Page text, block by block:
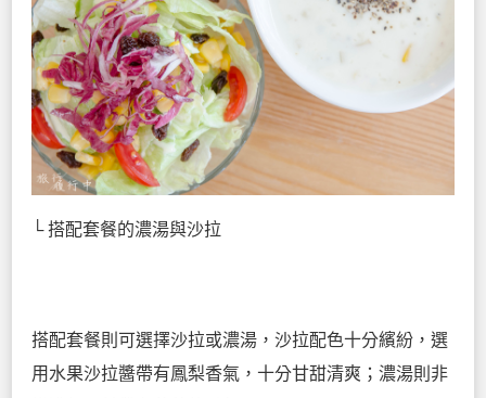
└ 搭配套餐的濃湯與沙拉
搭配套餐則可選擇沙拉或濃湯，沙拉配色十分繽紛，選
用水果沙拉醬帶有鳳梨香氣，十分甘甜清爽；濃湯則非